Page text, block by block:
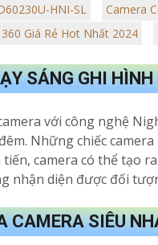
HNI-SL Camera
Giá Rẻ Hot Nhất 2024
SÁNG GHI
với công nghệ
Những chiếc
camera có thể
nhận diện được đối
CAMERA SIÊU